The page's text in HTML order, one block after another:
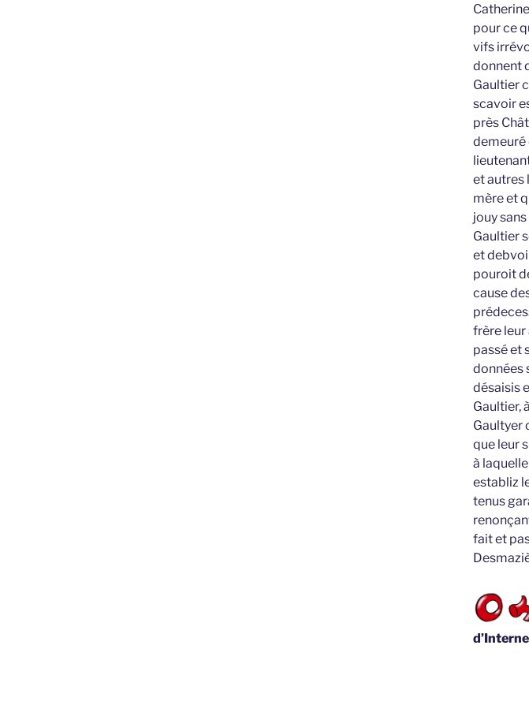
pour ce
vifs
donnent
Gaultier
scavoir
près
demeuré
et autres
mère et
jouy
Gaultier
et
pouroit
cause
frère leur
passé et
données
désaisis
Gaultier,
Gaultyer
que leur
à
establiz
tenus
fait et